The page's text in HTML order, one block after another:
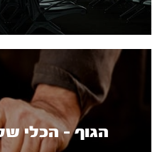
הגוף - הכלי